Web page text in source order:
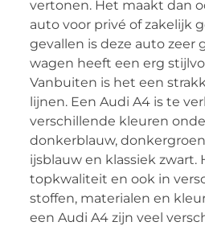
vertonen. Het maakt dan
auto voor privé of zakelijk
gevallen is deze auto zeer
wagen heeft een erg
Vanbuiten is het een
lijnen. Een Audi A4 is te
verschillende kleuren
donkerblauw,
ijsblauw en klassiek zwart.
topkwaliteit en ook in
stoffen, materialen en
een Audi A4 zijn veel